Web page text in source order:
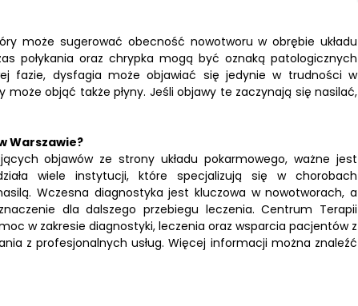
może sugerować obecność nowotworu w obrębie układu
połykania oraz chrypka mogą być oznaką patologicznych
fazie, dysfagia może objawiać się jedynie w trudności w
objąć także płyny. Jeśli objawy te zaczynają się nasilać,
Warszawie?
objawów ze strony układu pokarmowego, ważne jest
wiele instytucji, które specjalizują się w chorobach
Wczesna diagnostyka jest kluczowa w nowotworach, a
dla dalszego przebiegu leczenia. Centrum Terapii
w zakresie diagnostyki, leczenia oraz wsparcia pacjentów z
z profesjonalnych usług. Więcej informacji można znaleźć